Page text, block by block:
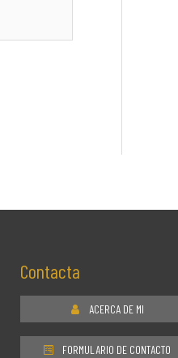
Contacta
ACERCA DE MI
FORMULARIO DE CONTACTO